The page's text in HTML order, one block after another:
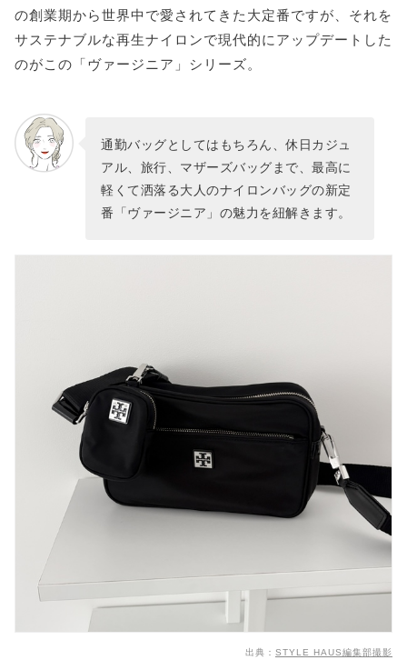
の創業期から世界中で愛されてきた大定番ですが、それを
サステナブルな再生ナイロンで現代的にアップデートした
のがこの「ヴァージニア」シリーズ。
通勤バッグとしてはもちろん、休日カジュ
アル、旅行、マザーズバッグまで、最高に
軽くて洒落る大人のナイロンバッグの新定
番「ヴァージニア」の魅力を紐解きます。
出典： STYLE HAUS編集部撮影